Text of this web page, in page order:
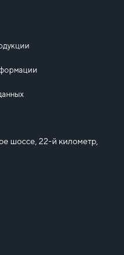
шоссе, 22-й километр,